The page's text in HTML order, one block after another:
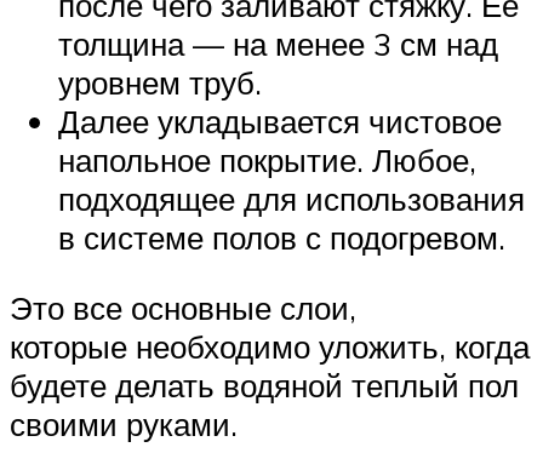
толщина — на менее 3 см над
уровнем труб.
Далее укладывается чистовое
напольное покрытие. Любое,
подходящее для использования
в системе полов с подогревом.
Это все основные слои,
которые необходимо уложить, когда
будете делать водяной теплый пол
своими руками.